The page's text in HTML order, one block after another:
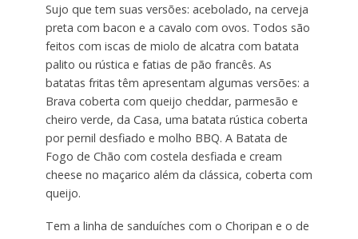
Sujo que tem suas versões: acebolado, na cerveja
preta com bacon e a cavalo com ovos. Todos são
feitos com iscas de miolo de alcatra com batata
palito ou rústica e fatias de pão francês. As
batatas fritas têm apresentam algumas versões: a
Brava coberta com queijo cheddar, parmesão e
cheiro verde, da Casa, uma batata rústica coberta
por pernil desfiado e molho BBQ. A Batata de
Fogo de Chão com costela desfiada e cream
cheese no maçarico além da clássica, coberta com
queijo.
Tem a linha de sanduíches com o Choripan e o de